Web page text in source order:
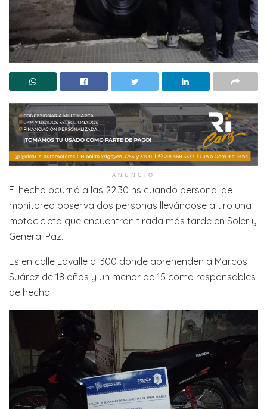
ANUNCIO
El hecho ocurrió a las 22:30 hs cuando personal de
monitoreo observa dos personas llevándose a tiro una
motocicleta que encuentran tirada más tarde en Soler y
General Paz.
Es en calle Lavalle al 300 donde aprehenden a Marcos
Suárez de 18 años y un menor de 15 como responsables
de hecho.